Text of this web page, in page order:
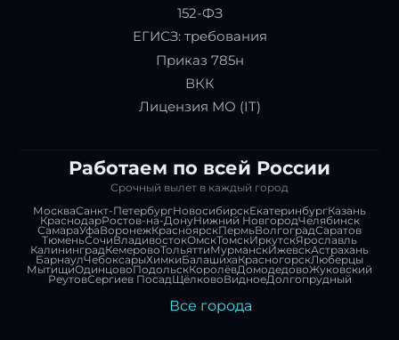
152-ФЗ
ЕГИСЗ: требования
Приказ 785н
ВКК
Лицензия МО (IT)
Работаем по всей России
Срочный вылет в каждый город
МоскваСанкт-ПетербургНовосибирскЕкатеринбургКазань
КраснодарРостов-на-ДонуНижний НовгородЧелябинск
СамараУфаВоронежКрасноярскПермьВолгоградСаратов
ТюменьСочиВладивостокОмскТомскИркутскЯрославль
КалининградКемеровоТольяттиМурманскИжевскАстрахань
БарнаулЧебоксарыХимкиБалашихаКрасногорскЛюберцы
МытищиОдинцовоПодольскКоролёвДомодедовоЖуковский
РеутовСергиев ПосадЩёлковоВидноеДолгопрудный
Все города